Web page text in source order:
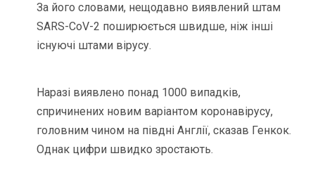
За його словами, нещодавно виявлений штам
SARS-CoV-2 поширюється швидше, ніж інші
існуючі штами вірусу.
Наразі виявлено понад 1000 випадків,
спричинених новим варіантом коронавірусу,
головним чином на півдні Англії, сказав Генкок.
Однак цифри швидко зростають.